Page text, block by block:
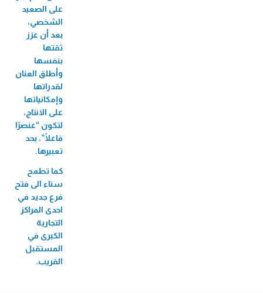
على الصعيد
الشخصي،
بعد أن عزز
ثقتها
بنفسها
وأطلق العنان
لقدراتها
وإمكانياتها
على الانتاج،
لتكون “عنصرًا
فاعلًا”، بحد
تعبيرها.
كما تطمح
سناء الى فتح
فرع جديد في
احدى المراكز
التجارية
الكبرى في
المستقبل
القريب.